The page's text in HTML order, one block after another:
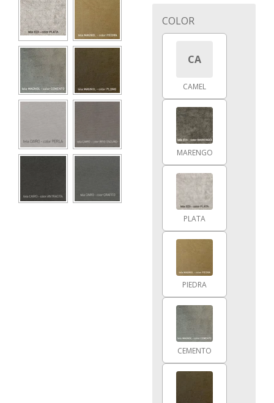
COLOR
CA
CAMEL
MARENGO
PLATA
PIEDRA
CEMENTO